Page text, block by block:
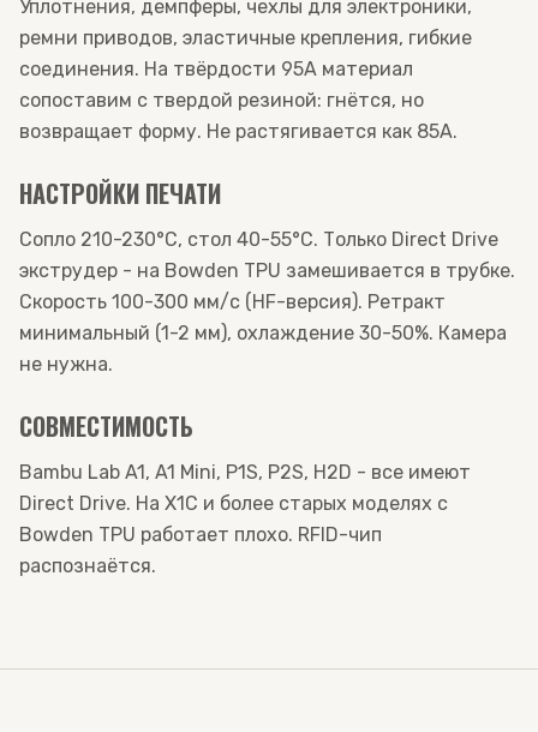
Уплотнения, демпферы, чехлы для электроники,
ремни приводов, эластичные крепления, гибкие
соединения. На твёрдости 95A материал
сопоставим с твердой резиной: гнётся, но
возвращает форму. Не растягивается как 85A.
НАСТРОЙКИ ПЕЧАТИ
Сопло 210-230°C, стол 40-55°C. Только Direct Drive
экструдер - на Bowden TPU замешивается в трубке.
Скорость 100-300 мм/с (HF-версия). Ретракт
минимальный (1-2 мм), охлаждение 30-50%. Камера
не нужна.
СОВМЕСТИМОСТЬ
Bambu Lab A1, A1 Mini, P1S, P2S, H2D - все имеют
Direct Drive. На X1C и более старых моделях с
Bowden TPU работает плохо. RFID-чип
распознаётся.